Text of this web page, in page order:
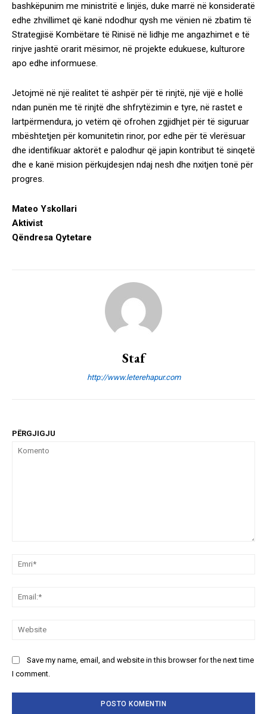
bashkëpunim me ministritë e linjës, duke marrë në konsideratë
edhe zhvillimet që kanë ndodhur qysh me vënien në zbatim të
Strategjisë Kombëtare të Rinisë në lidhje me angazhimet e të
rinjve jashtë orarit mësimor, në projekte edukuese, kulturore
apo edhe informuese.
Jetojmë në një realitet të ashpër për të rinjtë, një vijë e hollë
ndan punën me të rinjtë dhe shfrytëzimin e tyre, në rastet e
lartpërmendura, jo vetëm që ofrohen zgjidhjet për të siguruar
mbështetjen për komunitetin rinor, por edhe për të vlerësuar
dhe identifikuar aktorët e palodhur që japin kontribut të sinqetë
dhe e kanë mision përkujdesjen ndaj nesh dhe nxitjen tonë për
progres.
Mateo Yskollari
Aktivist
Qëndresa Qytetare
Staf
http://www.leterehapur.com
PËRGJIGJU
Save my name, email, and website in this browser for the next time
I comment.